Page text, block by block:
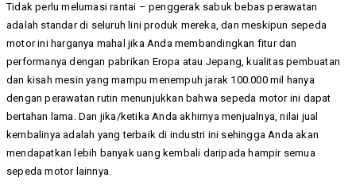
Tidak perlu melumasi rantai – penggerak sabuk bebas perawatan
adalah standar di seluruh lini produk mereka, dan meskipun sepeda
motor ini harganya mahal jika Anda membandingkan fitur dan
performanya dengan pabrikan Eropa atau Jepang, kualitas pembuatan
dan kisah mesin yang mampu menempuh jarak 100.000 mil hanya
dengan perawatan rutin menunjukkan bahwa sepeda motor ini dapat
bertahan lama. Dan jika/ketika Anda akhirnya menjualnya, nilai jual
kembalinya adalah yang terbaik di industri ini sehingga Anda akan
mendapatkan lebih banyak uang kembali daripada hampir semua
sepeda motor lainnya.